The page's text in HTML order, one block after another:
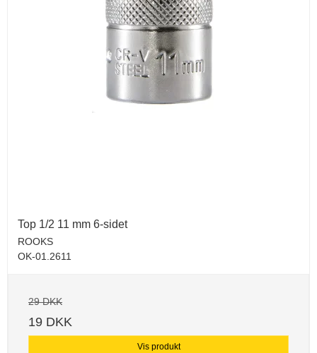
Top 1/2 11 mm 6-sidet
ROOKS
OK-01.2611
29 DKK
19 DKK
Vis produkt